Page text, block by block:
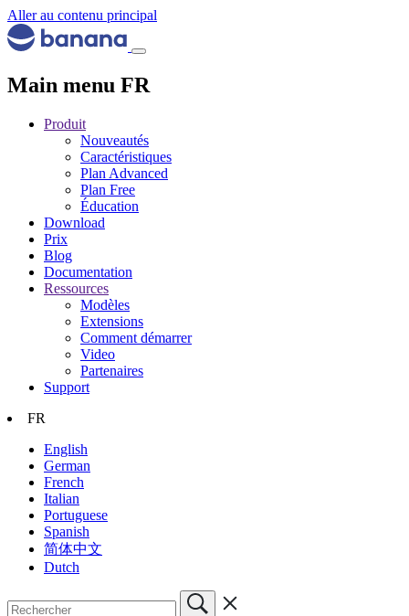
Aller au contenu principal
Main menu FR
Produit
Nouveautés
Caractéristiques
Plan Advanced
Plan Free
Éducation
Download
Prix
Blog
Documentation
Ressources
Modèles
Extensions
Comment démarrer
Video
Partenaires
Support
FR
English
German
French
Italian
Portuguese
Spanish
简体中文
Dutch